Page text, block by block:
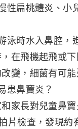
性扁桃體炎、
泳時水入鼻腔
在飛機起飛或
變，細菌有可
患鼻竇炎？
家長對兒童鼻
片檢查，發現